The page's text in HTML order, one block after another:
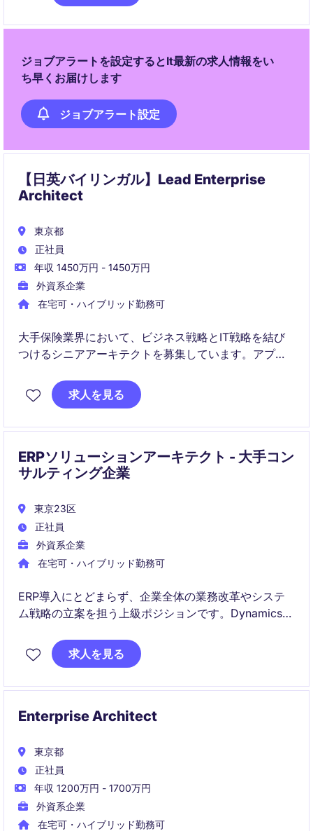
ジョブアラートを設定するとIt最新の求人情報をい
ち早くお届けします
ジョブアラート設定
【日英バイリンガル】Lead Enterprise
Architect
東京都
正社員
年収 1450万円 - 1450万円
外資系企業
在宅可・ハイブリッド勤務可
大手保険業界において、ビジネス戦略とIT戦略を結び
つけるシニアアーキテクトを募集しています。アプリ
戦略策定からロードマップ設計、システムモダナイゼ
ーション推進まで幅広くリードいただきます。
求人を見る
ERPソリューションアーキテクト - 大手コン
サルティング企業
東京23区
正社員
外資系企業
在宅可・ハイブリッド勤務可
ERP導入にとどまらず、企業全体の業務改革やシステ
ム戦略の立案を担う上級ポジションです。Dynamics
革ソリューションを設計・推進していただきます。
求人を見る
Enterprise Architect
東京都
正社員
年収 1200万円 - 1700万円
外資系企業
在宅可・ハイブリッド勤務可